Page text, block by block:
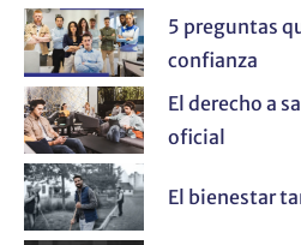
5 preguntas
confianza
El derecho a
oficial
El bienestar